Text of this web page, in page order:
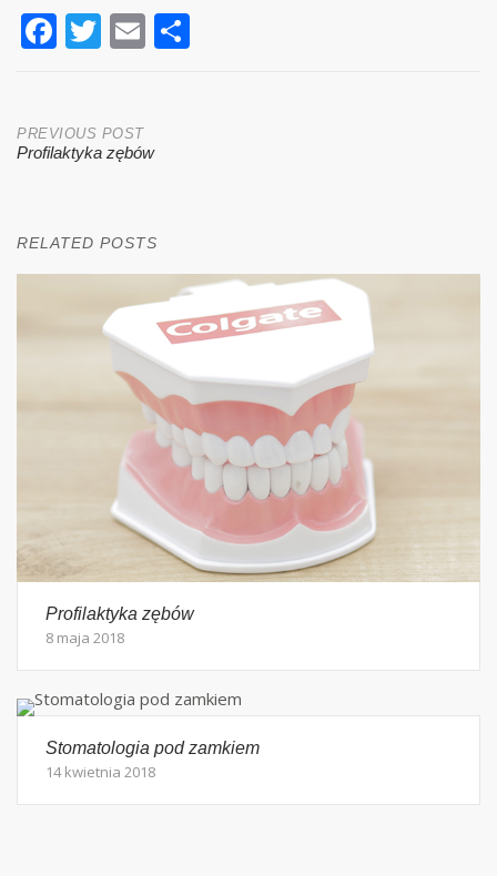
Facebook
Twitter
Email
Post
PREVIOUS POST
Profilaktyka zębów
RELATED POSTS
Profilaktyka zębów
8 maja 2018
Stomatologia pod zamkiem
14 kwietnia 2018